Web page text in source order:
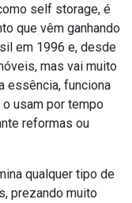
self storage, é
que vêm ganhando
em 1996 e, desde
mas vai muito
essência, funciona
usam por tempo
reformas ou
qualquer tipo de
prezando muito